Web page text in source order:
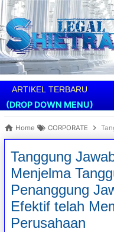
(DROP DOWN MENU)
Home CORPORATE Tanggung
Tanggung
Menjelma
Penanggung
Efektif telah
Perusahaan